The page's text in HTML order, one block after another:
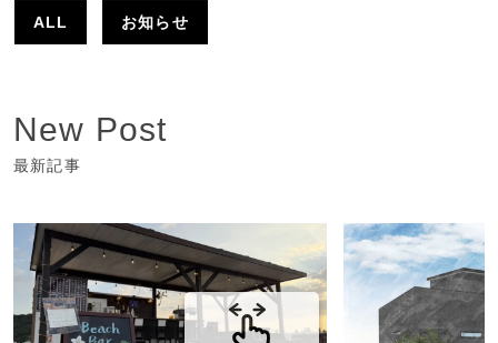
ALL お知らせ
New Post
最新記事